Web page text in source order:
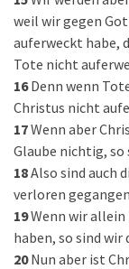
weil wir gegen
auferweckt habe,
Tote nicht
16 Denn wenn
Christus nicht
17Wenn aber
Glaube nichtig, so
18Also sind auch
verloren
19Wenn wir allein
haben, so sind wir
20 Nun aber ist